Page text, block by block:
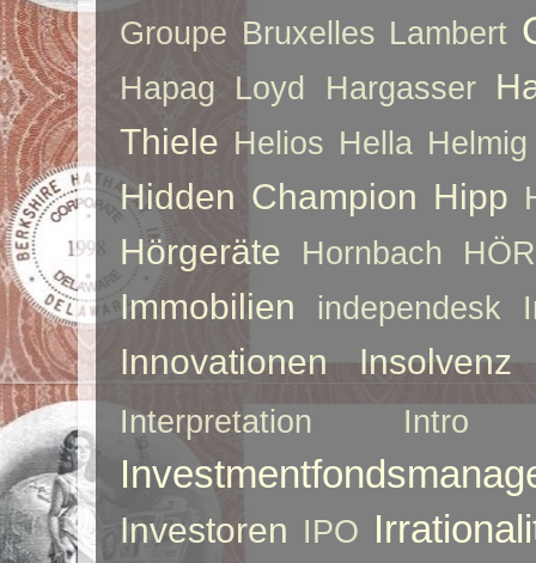
Groupe Bruxelles Lambert
Hapag Loyd Hargasser
Thiele Helios Hella Helmig
Hidden Champion Hipp
Hörgeräte Hornbach
Immobilien independesk
Innovationen Insolvenz
Interpretation Intro
Investoren IPO